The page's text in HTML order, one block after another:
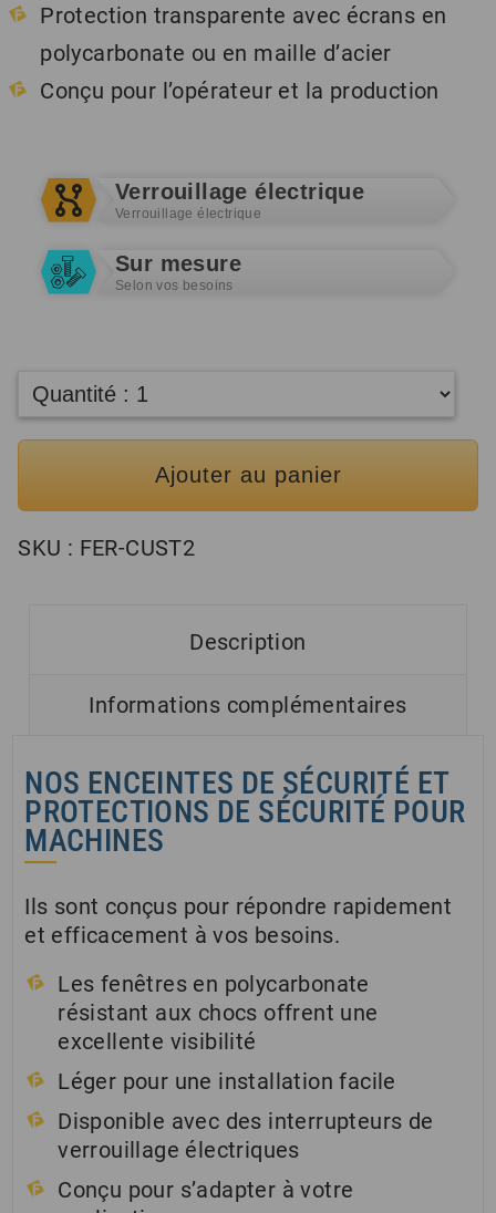
Protection transparente avec écrans en
polycarbonate ou en maille d’acier
Conçu pour l’opérateur et la production
Verrouillage électrique
Verrouillage électrique
Sur mesure
Selon vos besoins
Ajouter au panier
SKU : FER-CUST2
Description
Informations complémentaires
NOS ENCEINTES DE SÉCURITÉ ET
PROTECTIONS DE SÉCURITÉ POUR
MACHINES
Ils sont conçus pour répondre rapidement
et efficacement à vos besoins.
Les fenêtres en polycarbonate
résistant aux chocs offrent une
excellente visibilité
Léger pour une installation facile
Disponible avec des interrupteurs de
verrouillage électriques
Conçu pour s’adapter à votre